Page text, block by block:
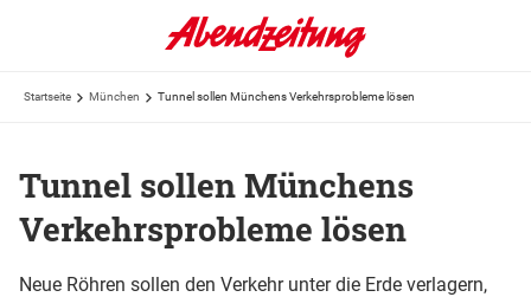
Startseite München Tunnel sollen Münchens Verkehrsprobleme lösen
Tunnel sollen Münchens
Verkehrsprobleme lösen
Neue Röhren sollen den Verkehr unter die Erde verlagern,